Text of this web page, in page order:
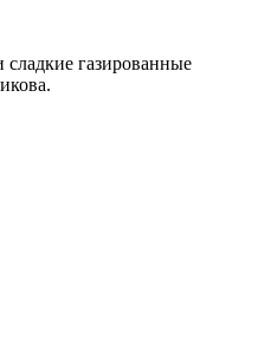
газированные